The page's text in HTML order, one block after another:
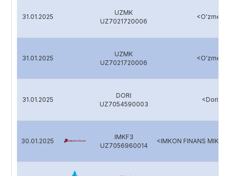
31.01.2025
UZMK
UZ7021720006
31.01.2025
UZMK
UZ7021720006
31.01.2025
DORI
UZ7054590003
<Dori-
30.01.2025
IMKF3
UZ7056960014
<IMKON FINANS